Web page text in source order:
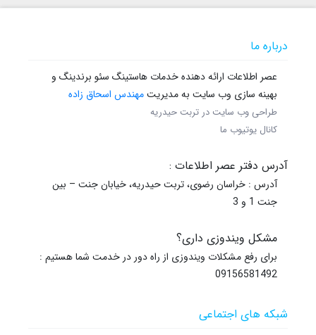
درباره ما
عصر اطلاعات ارائه دهنده خدمات هاستینگ سئو برندینگ و
بهینه سازی وب سایت به مدیریتمهندس اسحاق زاده
طراحی وب سایت در تربت حیدریه
کانال یوتیوب ما
آدرس دفتر عصر اطلاعات :
آدرس : خراسان رضوی، تربت حیدریه، خیابان جنت – بین
جنت 1 و 3
مشکل ویندوزی داری؟
برای رفع مشکلات ویندوزی از راه دور در خدمت شما هستیم :
09156581492
شبکه های اجتماعی